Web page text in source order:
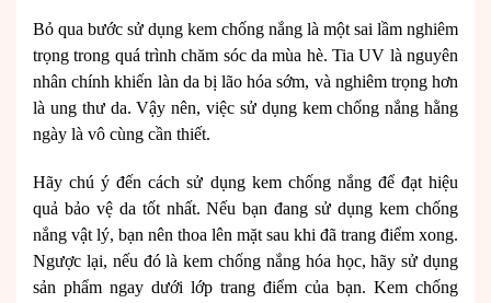
Bỏ qua bước sử dụng kem chống nắng là một sai lầm nghiêm
trọng trong quá trình chăm sóc da mùa hè. Tia UV là nguyên
nhân chính khiến làn da bị lão hóa sớm, và nghiêm trọng hơn
là ung thư da. Vậy nên, việc sử dụng kem chống nắng hằng
ngày là vô cùng cần thiết.
Hãy chú ý đến cách sử dụng kem chống nắng để đạt hiệu
quả bảo vệ da tốt nhất. Nếu bạn đang sử dụng kem chống
nắng vật lý, bạn nên thoa lên mặt sau khi đã trang điểm xong.
Ngược lại, nếu đó là kem chống nắng hóa học, hãy sử dụng
sản phẩm ngay dưới lớp trang điểm của bạn. Kem chống